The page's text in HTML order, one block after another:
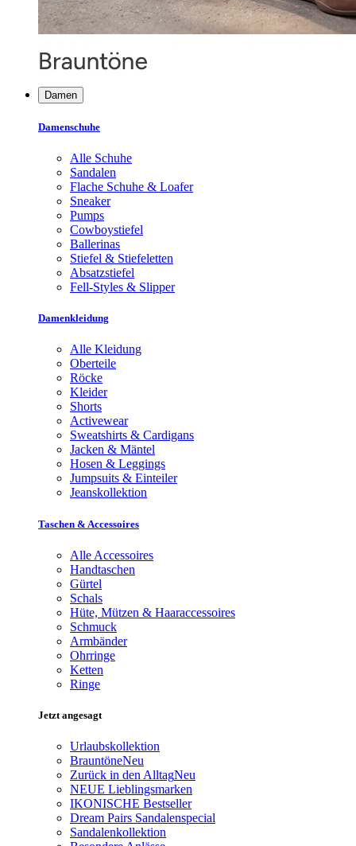
Damen
Damenschuhe
Alle Schuhe
Sandalen
Flache Schuhe & Loafer
Sneaker
Pumps
Cowboystiefel
Ballerinas
Stiefel & Stiefeletten
Absatzstiefel
Fell-Styles & Slipper
Damenkleidung
Alle Kleidung
Oberteile
Röcke
Kleider
Shorts
Activewear
Sweatshirts & Cardigans
Jacken & Mäntel
Hosen & Leggings
Jumpsuits & Einteiler
Jeanskollektion
Taschen & Accessoires
Alle Accessoires
Handtaschen
Gürtel
Schals
Hüte, Mützen & Haaraccessoires
Schmuck
Armbänder
Ohrringe
Ketten
Ringe
Jetzt angesagt
Urlaubskollektion
BrauntöneNeu
Zurück in den AlltagNeu
NEUE Lieblingsmarken
IKONISCHE Bestseller
Dream Pairs Sandalenspecial
Sandalenkollektion